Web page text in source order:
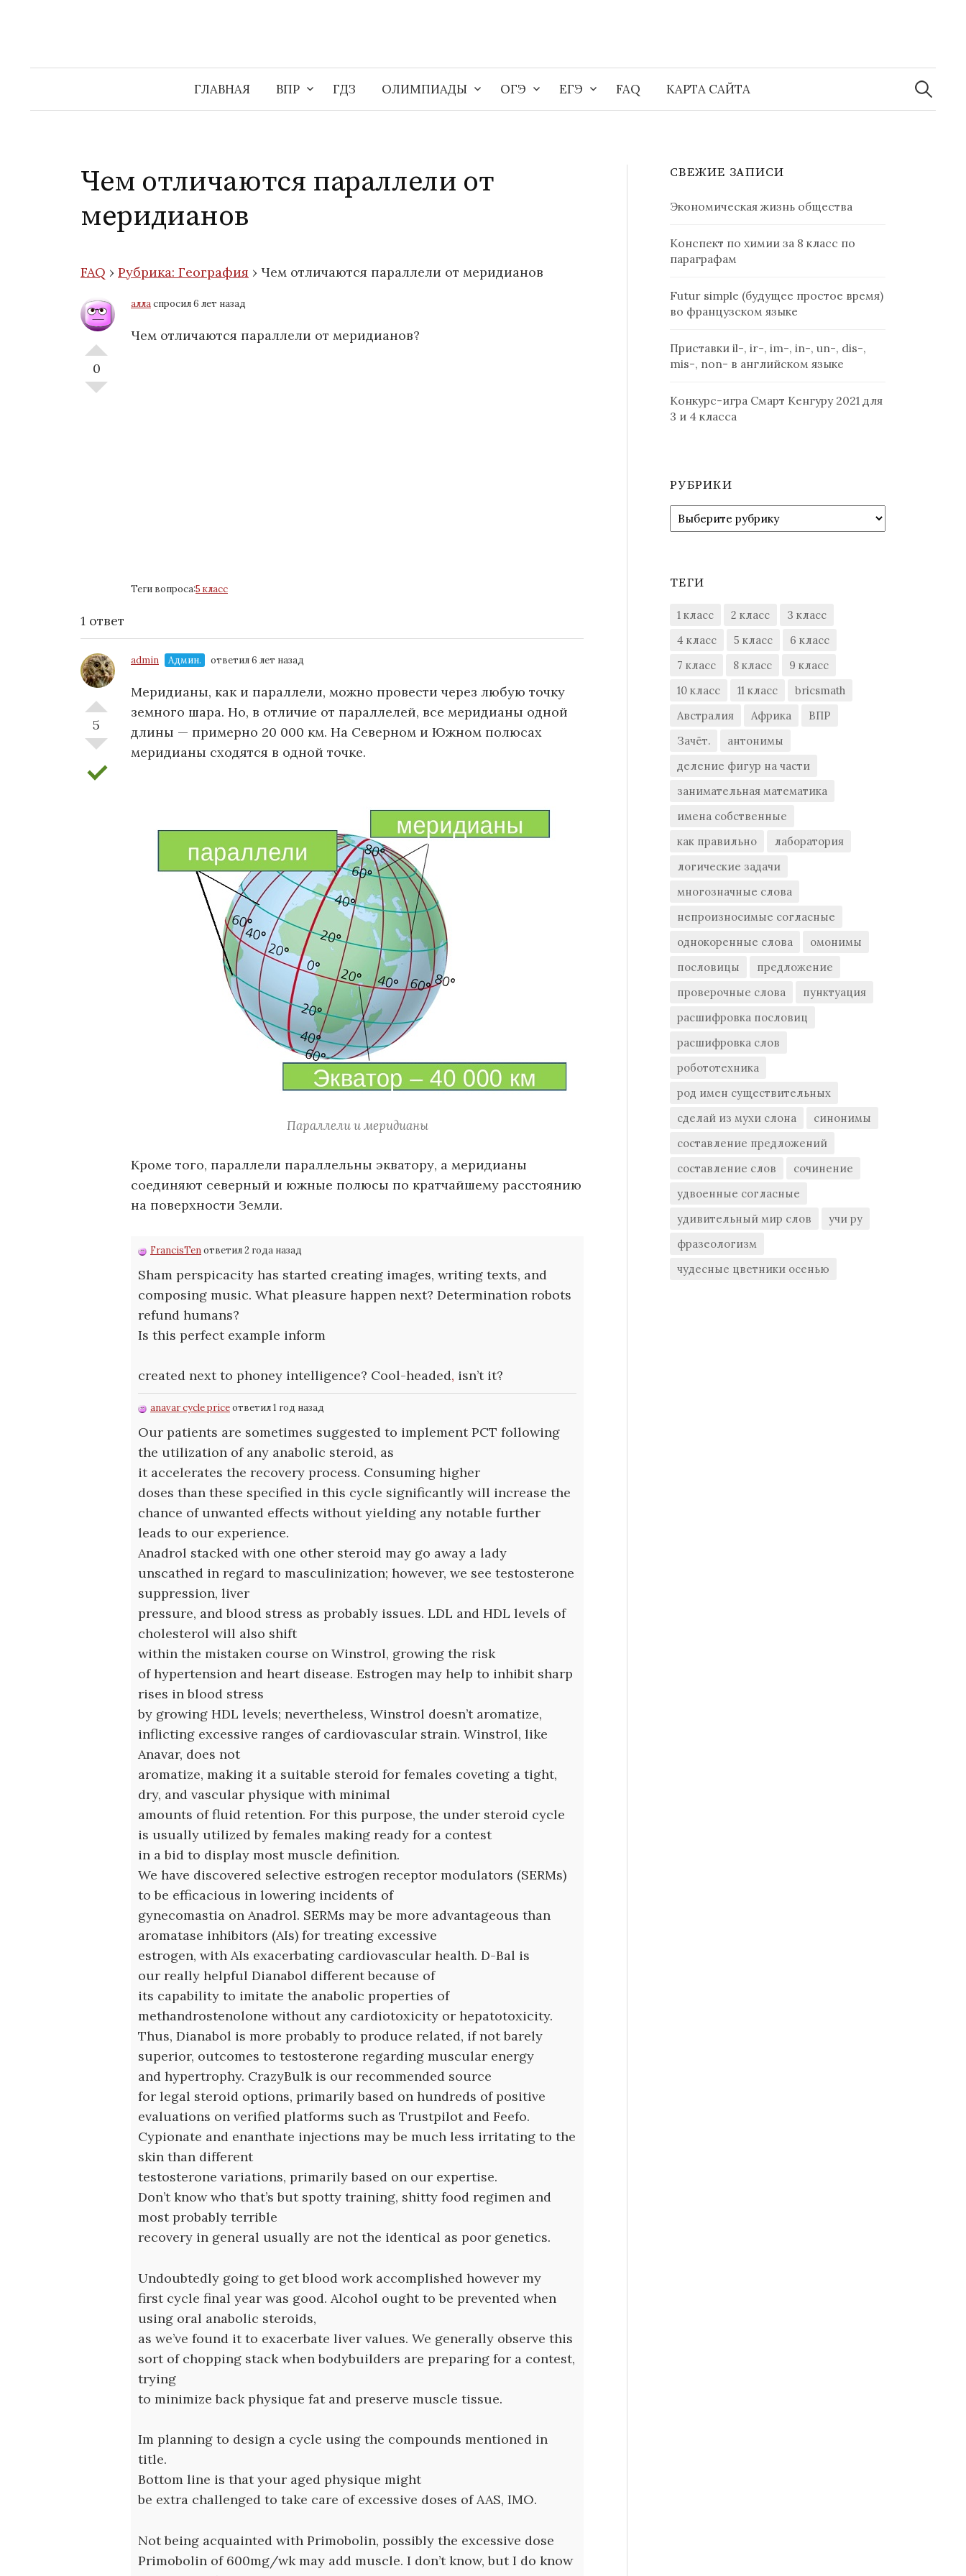
ГЛАВНАЯ ВПР ГДЗ ОЛИМПИАДЫ ОГЭ ЕГЭ FAQ КАРТА САЙТА
Найти:
Чем отличаются параллели от
меридианов
FAQ › Рубрика: География › Чем отличаются параллели от меридианов
0
алласпросил 6 лет назад
Чем отличаются параллели от меридианов?
Теги вопроса:5 класс
1 ответ
5
admin Админ. ответил 6 лет назад
Меридианы, как и параллели, можно провести через любую точку
земного шара. Но, в отличие от параллелей, все меридианы одной
длины — примерно 20 000 км. На Северном и Южном полюсах
меридианы сходятся в одной точке.
Параллели и меридианы
Кроме того, параллели параллельны экватору, а меридианы
соединяют северный и южные полюсы по кратчайшему расстоянию
на поверхности Земли.
FrancisTenответил 2 года назад
Sham perspicacity has started creating images, writing texts, and
composing music. What pleasure happen next? Determination robots
refund humans?
Is this perfect example inform
created next to phoney intelligence? Cool-headed, isn’t it?
anavar cycle priceответил 1 год назад
Our patients are sometimes suggested to implement PCT following
the utilization of any anabolic steroid, as
it accelerates the recovery process. Consuming higher
doses than these specified in this cycle significantly will increase the
chance of unwanted effects without yielding any notable further
leads to our experience.
Anadrol stacked with one other steroid may go away a lady
unscathed in regard to masculinization; however, we see testosterone
suppression, liver
pressure, and blood stress as probably issues. LDL and HDL levels of
cholesterol will also shift
within the mistaken course on Winstrol, growing the risk
of hypertension and heart disease. Estrogen may help to inhibit sharp
rises in blood stress
by growing HDL levels; nevertheless, Winstrol doesn’t aromatize,
inflicting excessive ranges of cardiovascular strain. Winstrol, like
Anavar, does not
aromatize, making it a suitable steroid for females coveting a tight,
dry, and vascular physique with minimal
amounts of fluid retention. For this purpose, the under steroid cycle
is usually utilized by females making ready for a contest
in a bid to display most muscle definition.
We have discovered selective estrogen receptor modulators (SERMs)
to be efficacious in lowering incidents of
gynecomastia on Anadrol. SERMs may be more advantageous than
aromatase inhibitors (AIs) for treating excessive
estrogen, with AIs exacerbating cardiovascular health. D-Bal is
our really helpful Dianabol different because of
its capability to imitate the anabolic properties of
methandrostenolone without any cardiotoxicity or hepatotoxicity.
Thus, Dianabol is more probably to produce related, if not barely
superior, outcomes to testosterone regarding muscular energy
and hypertrophy. CrazyBulk is our recommended source
for legal steroid options, primarily based on hundreds of positive
evaluations on verified platforms such as Trustpilot and Feefo.
Cypionate and enanthate injections may be much less irritating to the
skin than different
testosterone variations, primarily based on our expertise.
Don’t know who that’s but spotty training, shitty food regimen and
most probably terrible
recovery in general usually are not the identical as poor genetics.
Undoubtedly going to get blood work accomplished however my
first cycle final year was good. Alcohol ought to be prevented when
using oral anabolic steroids,
as we’ve found it to exacerbate liver values. We generally observe this
sort of chopping stack when bodybuilders are preparing for a contest,
trying
to minimize back physique fat and preserve muscle tissue.
Im planning to design a cycle using the compounds mentioned in
title.
Bottom line is that your aged physique might
be extra challenged to take care of excessive doses of AAS, IMO.
Not being acquainted with Primobolin, possibly the excessive dose
Primobolin of 600mg/wk may add muscle. I don’t know, but I do know
СВЕЖИЕ ЗАПИСИ
Экономическая жизнь общества
Конспект по химии за 8 класс по
параграфам
Futur simple (будущее простое время)
во французском языке
Приставки il-, ir-, im-, in-, un-, dis-,
mis-, non- в английском языке
Конкурс-игра Смарт Кенгуру 2021 для
3 и 4 класса
РУБРИКИ
Рубрики
ТЕГИ
1 класс 2 класс
3 класс
4 класс
5 класс
6 класс
7 класс
8 класс
9 класс
10 класс
11 класс
bricsmath
Австралия
Африка
ВПР
Зачёт.
антонимы
деление фигур на части
занимательная математика
имена собственные
как правильно
лаборатория
логические задачи
многозначные слова
непроизносимые согласные
однокоренные слова
омонимы
пословицы
предложение
проверочные слова
пунктуация
расшифровка пословиц
расшифровка слов
робототехника
род имен существительных
сделай из мухи слона
синонимы
составление предложений
составление слов
сочинение
удвоенные согласные
удивительный мир слов
учи ру
фразеологизм
чудесные цветники осенью